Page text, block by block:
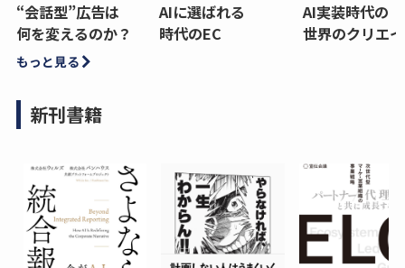
“会話型”広告は
何を変えるのか？
AIに選ばれる
時代のEC
AI実装時代の
世界のクリエ
もっと見る
新刊書籍